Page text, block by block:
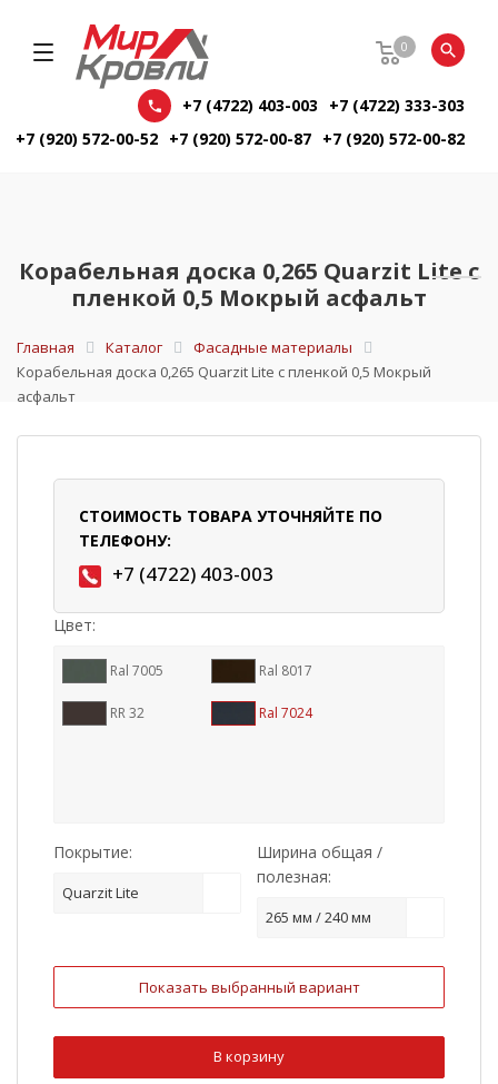
0
+7 (4722) 403-003
+7 (4722) 333-303
+7 (920) 572-00-52 +7 (920) 572-00-87 +7 (920) 572-00-82
Корабельная доска 0,265 Quarzit Lite с
пленкой 0,5 Мокрый асфальт
Главная Каталог
Фасадные материалы
Корабельная доска 0,265 Quarzit Lite с пленкой 0,5 Мокрый
асфальт
СТОИМОСТЬ ТОВАРА УТОЧНЯЙТЕ ПО
ТЕЛЕФОНУ:
+7 (4722) 403-003
Цвет:
Ral 7005 Ral 8017
RR 32 Ral 7024
Покрытие:
Quarzit Lite
Ширина общая /
полезная:
265 мм / 240 мм
Показать выбранный вариант
В корзину